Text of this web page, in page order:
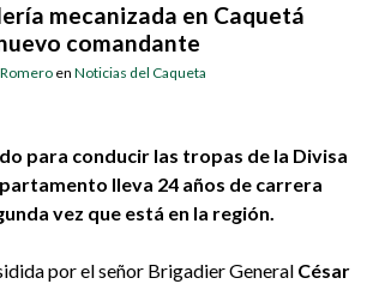
mecanizada en Caquetá
comandante
en Noticias del Caqueta
para conducir las tropas de la Divisa
lleva 24 años de carrera
vez que está en la región.
por el señor Brigadier General César